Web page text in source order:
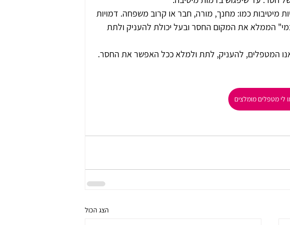
מיטיבות כמו: מחנך, מורה, חבר או קרוב משפחה. דמויות
הממלא את המקום החסר ובעל יכולת להעניק ולתת
המטפלים, להעניק, לתת ולמלא ככל האפשר את החסר.
לי מטפלים מומלצים
הצג הכול